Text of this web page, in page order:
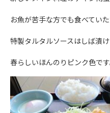
お魚が苦手な方でも食べてい
特製タルタルソースはしば漬
春らしいほんのりピンク色です